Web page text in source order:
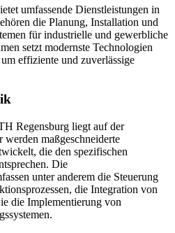
umfassende Dienstleistungen in
die Planung, Installation und
für industrielle und gewerbliche
setzt modernste Technologien
effiziente und zuverlässige
Regensburg liegt auf der
maßgeschneiderte
die den spezifischen
Die
unter anderem die Steuerung
die Integration von
die Implementierung von